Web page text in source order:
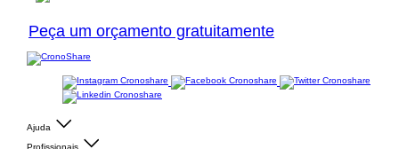
Peça um orçamento gratuitamente
Ajuda
Profissionais